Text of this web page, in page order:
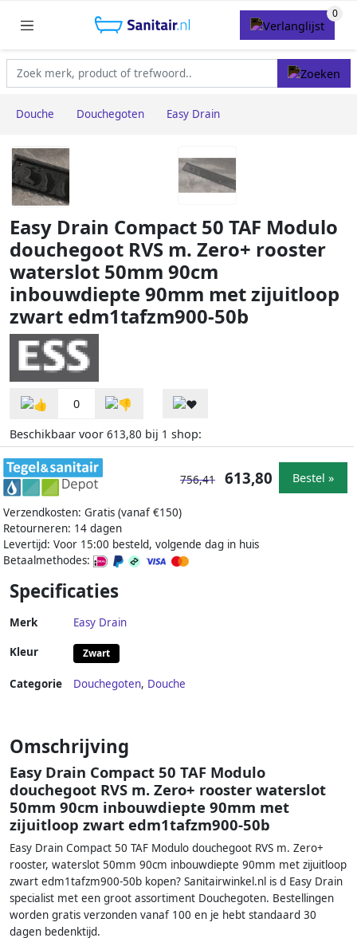
Douche Douchegoten Easy Drain
Easy Drain Compact 50 TAF Modulo
douchegoot RVS m. Zero+ rooster
waterslot 50mm 90cm
inbouwdiepte 90mm met zijuitloop
zwart edm1tafzm900-50b
0
Beschikbaar voor 613,80 bij 1 shop:
Verzendkosten: Gratis (vanaf €150)
Retourneren: 14 dagen
Levertijd: Voor 15:00 besteld, volgende dag in huis
Betaalmethodes:
756,41 613,80 Bestel »
Specificaties
Merk Easy Drain
Kleur Zwart
Categorie Douchegoten, Douche
Omschrijving
Easy Drain Compact 50 TAF Modulo
douchegoot RVS m. Zero+ rooster waterslot
50mm 90cm inbouwdiepte 90mm met
zijuitloop zwart edm1tafzm900-50b
Easy Drain Compact 50 TAF Modulo douchegoot RVS m. Zero+
rooster, waterslot 50mm 90cm inbouwdiepte 90mm met zijuitloop
zwart edm1tafzm900-50b kopen? Sanitairwinkel.nl is d Easy Drain
specialist met een groot assortiment Douchegoten. Bestellingen
worden gratis verzonden vanaf 100 en je hebt standaard 30
dagen bedenktijd.